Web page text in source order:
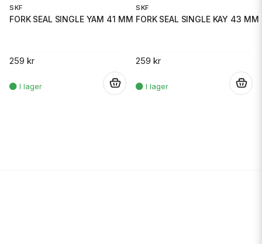
SKF
FORK SEAL SINGLE YAM 41 MM
259 kr
SKF
FORK SEAL SINGLE KAY 43 MM
259 kr